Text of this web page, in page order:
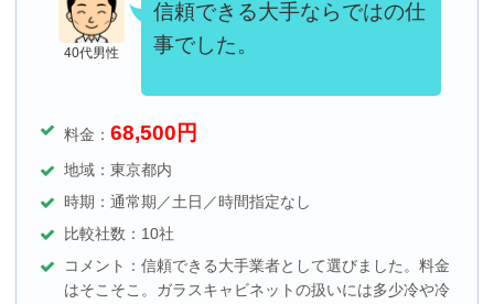
40代男性
信頼できる大手ならではの仕
事でした。
料金： 68,500 円
地域：東京都内
時期：通常期／土日／時間指定なし
比較社数：10社
コメント：信頼できる大手業者として選びました。料金
はそこそこ。ガラスキャビネットの扱いには多少冷や冷